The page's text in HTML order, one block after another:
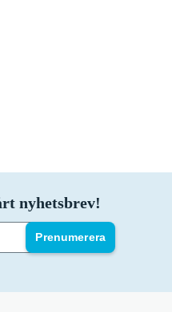
nyhetsbrev!
Prenumerera